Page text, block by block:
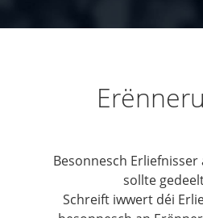
Besonnesch
sollte
Schreift iwwert déi